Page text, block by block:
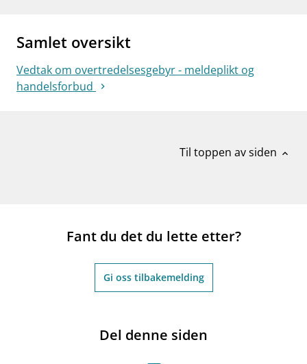
Samlet oversikt
Vedtak om overtredelsesgebyr - meldeplikt og
handelsforbud
Til toppen av siden expand_less
Fant du det du lette etter?
Gi oss tilbakemelding
Del denne siden